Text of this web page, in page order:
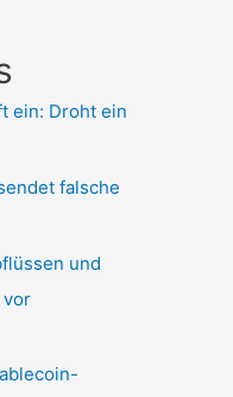
ein: Droht ein
falsche
und
vor